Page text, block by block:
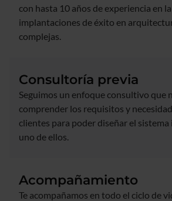
con hasta 10 años de experiencia en
implantaciones de éxito en
complejas.
Consultoría previa
Seguimos un enfoque consultivo que
comprender los requisitos y
clientes para poder diseñar el sistema
uno de ellos.
Acompañamiento
Te acompañamos en todo el ciclo de